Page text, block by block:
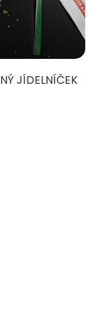
JÍDELNÍČEK